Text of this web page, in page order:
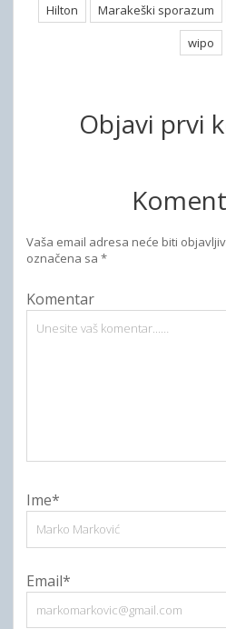
Hilton Marakeški sporazum
wipo
Objavi prvi
Vaša email adresa neće biti
označena sa *
Komentar
Ime*
Email*